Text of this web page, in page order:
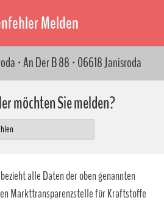
Melden
· An Der B 88 · 06618 Janisroda
möchten Sie melden?
alle Daten der oben genannten
Markttransparenzstelle für Kraftstoffe